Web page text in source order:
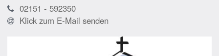
02151 - 592350
Klick zum E-Mail senden